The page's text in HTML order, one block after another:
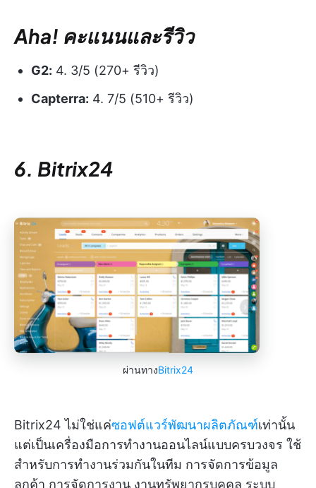
Aha! คะแนนและรีวิว
G2: 4. 3/5 (270+ รีวิว)
Capterra: 4. 7/5 (510+ รีวิว)
6. Bitrix24
ผ่านทางBitrix24
Bitrix24 ไม่ใช่แค่ซอฟต์แวร์พัฒนาผลิตภัณฑ์เท่านั้น
แต่เป็นเครื่องมือการทำงานออนไลน์แบบครบวงจร ใช้
สำหรับการทำงานร่วมกันในทีม การจัดการข้อมูล
ลูกค้า การจัดการงาน งานทรัพยากรบุคคล ระบบ